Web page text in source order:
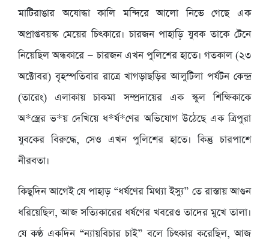
মাটিরাঙার অযোদ্ধা কালি মন্দিরে আলো নিভে গেছে এক
অপ্রাপ্তবয়স্ক মেয়ের চিৎকারে। চারজন পাহাড়ি যুবক তাকে টেনে
নিয়েছিল অন্ধকারে — চারজন এখন পুলিশের হাতে। গতকাল (২৩
অক্টোবর) বৃহস্পতিবার রাত্রে খাগড়াছড়ির আলুটিলা পর্যটন কেন্দ্র
(তারেং) এলাকায় চাকমা সম্প্রদায়ের এক স্কুল শিক্ষিকাকে
অ*স্ত্রের ভ*য় দেখিয়ে ধ*র্ষ*ণের অভিযোগ উঠেছে এক ত্রিপুরা
যুবকের বিরুদ্ধে, সেও এখন পুলিশের হাতে। কিন্তু চারপাশে
নীরবতা।
কিছুদিন আগেই যে পাহাড় “ধর্ষণের মিথ্যা ইস্যু” তে রাস্তায় আগুন
ধরিয়েছিল, আজ সত্যিকারের ধর্ষণের খবরেও তাদের মুখে তালা।
যে কণ্ঠ একদিন “ন্যায়বিচার চাই” বলে চিৎকার করেছিল, আজ